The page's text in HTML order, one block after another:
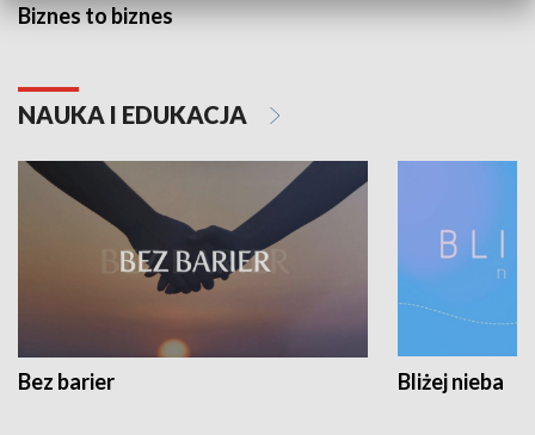
Biznes to biznes
NAUKA I EDUKACJA
Bez barier Bliżej nieba